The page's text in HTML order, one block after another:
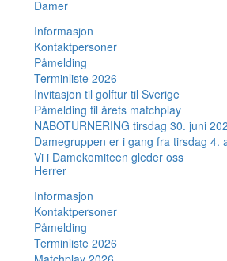
Damer
Informasjon
Kontaktpersoner
Påmelding
Terminliste 2026
Invitasjon til golftur til Sverige
Påmelding til årets matchplay
NABOTURNERING tirsdag 30. juni
Damegruppen er i gang fra tirsdag 4.
Vi i Damekomiteen gleder oss
Herrer
Informasjon
Kontaktpersoner
Påmelding
Terminliste 2026